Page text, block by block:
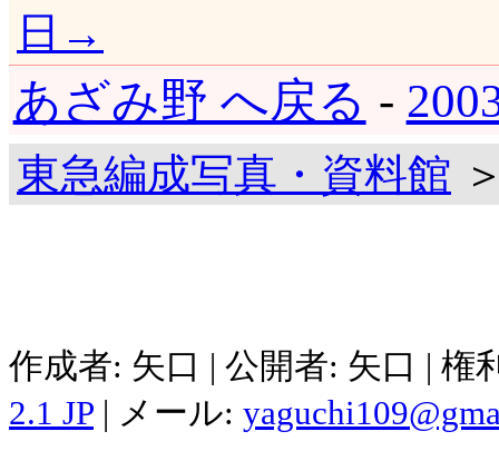
日→
あざみ野 へ戻る -
東急編成写真・資料館
作成者: 矢口 | 公開者: 矢口 |
2.1 JP | メール: